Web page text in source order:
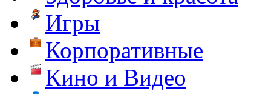
Игры
Корпоративные
Кино и Видео